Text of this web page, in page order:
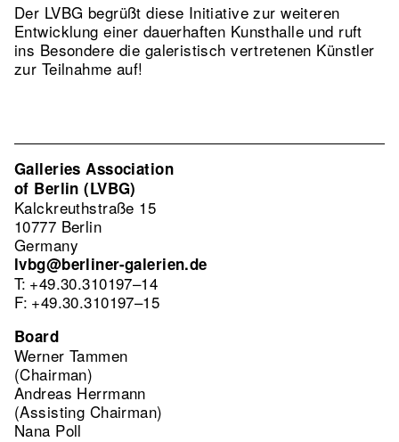
Der LVBG begrüßt diese Initiative zur weiteren
Entwicklung einer dauerhaften Kunsthalle und ruft
ins Besondere die galeristisch vertretenen Künstler
zur Teilnahme auf!
Galleries Association
of Berlin (LVBG)
Kalckreuthstraße 15
10777 Berlin
Germany
lvbg@berliner-galerien.de
T: +49.30.310197–14
F: +49.30.310197–15
Board
Werner Tammen
(Chairman)
Andreas Herrmann
(Assisting Chairman)
Nana Poll